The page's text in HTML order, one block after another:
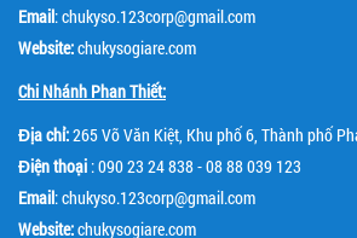
Email: chukyso.123corp@gmail.com
Website:chukysogiare.com
Chi Nhánh Phan Thiết:
Địa chỉ:265 Võ Văn Kiệt, Khu phố 6, Thành phố
Điện thoại : 090 23 24 838 - 08 88 039 123
Email: chukyso.123corp@gmail.com
Website:chukysogiare.com